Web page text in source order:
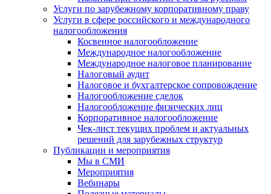
Услуги по зарубежному корпоративному праву
Услуги в сфере российского и международного
налогообложения
Косвенное налогообложение
Международное налогообложение
Международное налоговое планирование
Налоговый аудит
Налоговое и бухгалтерское сопровождение
Налогообложение сделок
Налогообложение физических лиц
Корпоративное налогообложение
Чек-лист текущих проблем и актуальных
решений для зарубежных структур
Публикации и мероприятия
Мы в СМИ
Мероприятия
Вебинары